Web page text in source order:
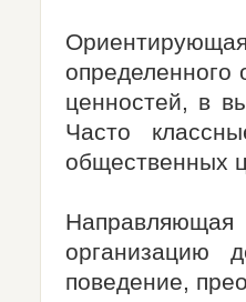
ценностей, в
Часто
общественных
организацию
поведение,